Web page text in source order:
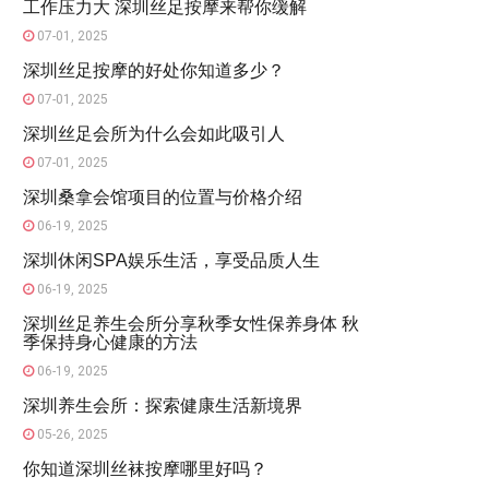
工作压力大 深圳丝足按摩来帮你缓解
07-01, 2025
深圳丝足按摩的好处你知道多少？
07-01, 2025
深圳丝足会所为什么会如此吸引人
07-01, 2025
深圳桑拿会馆项目的位置与价格介绍
06-19, 2025
深圳休闲SPA娱乐生活，享受品质人生
06-19, 2025
深圳丝足养生会所分享秋季女性保养身体 秋
季保持身心健康的方法
06-19, 2025
深圳养生会所：探索健康生活新境界
05-26, 2025
你知道深圳丝袜按摩哪里好吗？